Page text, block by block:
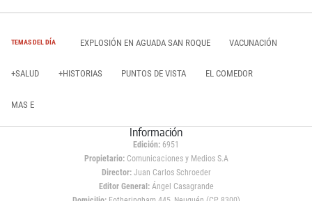
TEMAS DEL DÍA EXPLOSIÓN EN AGUADA SAN ROQUE VACUNACIÓN
+SALUD +HISTORIAS PUNTOS DE VISTA EL COMEDOR
MAS E
Información
Edición: 6951
Propietario:Comunicaciones y Medios S.A
Director: Juan Carlos Schroeder
Editor General:Ángel Casagrande